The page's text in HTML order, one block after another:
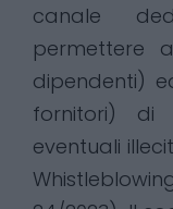
canale
permettere
dipendenti)
fornitori) di
eventuali